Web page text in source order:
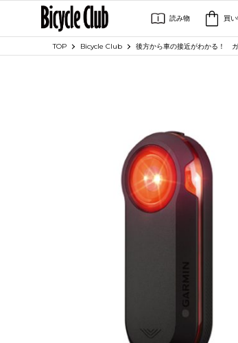
読み物 買
TOP Bicycle Club 後方から車の接近がわかる！